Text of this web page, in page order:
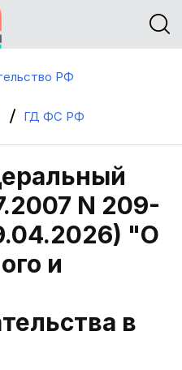
РФ
ГД ФС РФ
N 209-
"О
и
в